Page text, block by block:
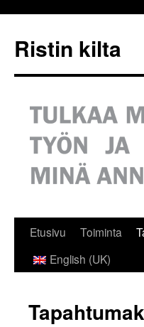
Ristin kilta
Etusivu Toiminta
English (UK)